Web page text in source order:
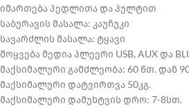
იმართება პედლითა და პულტით
საბურავის მასალა: კაუჩუკი
სავარძლის მასალა: ტყავი
მოყვება მედია პლეერი USB, AUX და
მაქსიმალური გამძლეობა: 60 წთ. დან
მაქსიმალური დატვირთვა 50კგ.
მაქსიმალური დამუხტვის დრო: 7-8სთ.